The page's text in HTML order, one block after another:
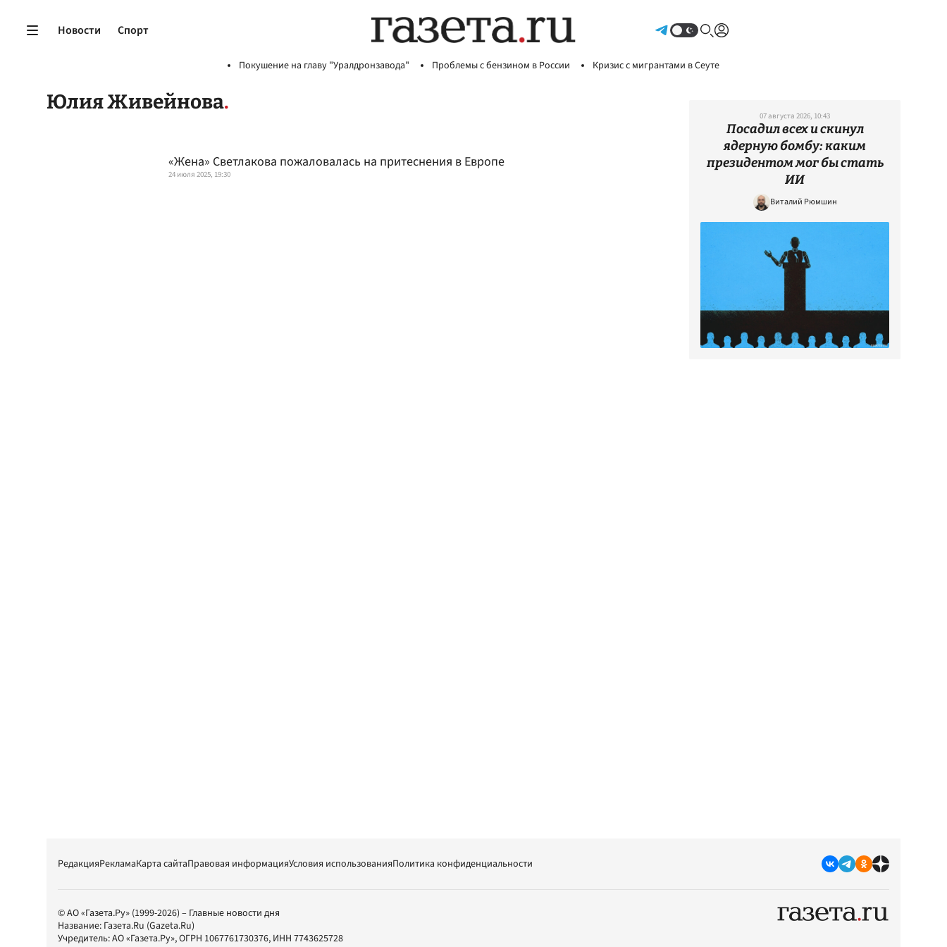
Новости Спорт
Покушение на главу "Уралдронзавода" Проблемы с бензином в России Кризис с мигрантами в Сеуте
Юлия Живейнова
«Жена» Светлакова пожаловалась на притеснения в Европе
24 июля 2025, 19:30
07 августа 2026, 10:43
Посадил всех и скинул
ядерную бомбу: каким
президентом мог бы стать
ИИ
Виталий Рюмшин
РедакцияРекламаКарта сайтаПравовая информацияУсловия использованияПолитика конфиденциальности
© АО «Газета.Ру» (1999-2026) – Главные новости дня
Название: Газета.Ru (Gazeta.Ru)
Учредитель:АО «Газета.Ру», ОГРН 1067761730376, ИНН 7743625728